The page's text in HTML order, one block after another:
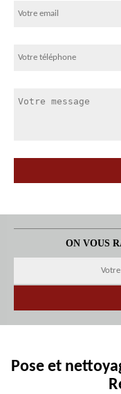
ON VOUS
Pose et